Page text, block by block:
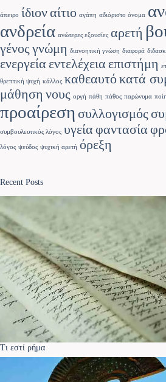
άπειρο ίδιοναίτιο αγάπη αδιόριστο όνομα
ανδρεία ανώτερες εξουσίες αρετή
γένος γνώμη διανοητική γνώση διαφορά
ενεργεία εντελέχεια επιστήμη
θρεπτική ψυχή κάλλος καθεαυτόκατά
μάθηση νους οργή πάθη πάθος παρώνυμα
προαίρεση συλλογισμός
συμβουλευτικός λόγος υγεία φαντασία
λόγος ψεύδος ψυχική αρετή όρεξη
Recent Posts
Τι εστί ρήμα